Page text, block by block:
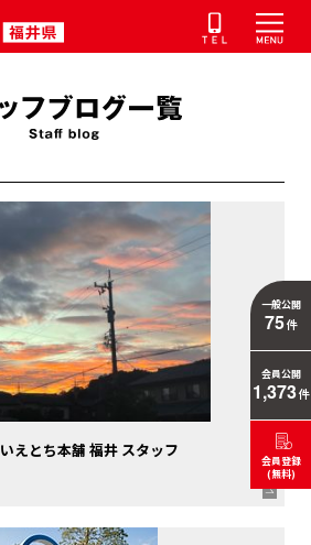
いえとち本舗 福井 スタッフ
一般公開
75件
会員公開
1,373件
会員登録
(無料)